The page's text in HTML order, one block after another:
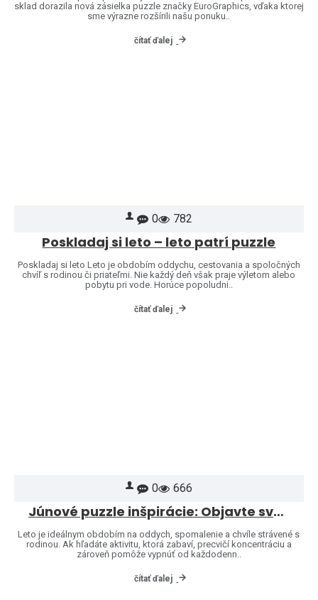
sklad dorazila nová zásielka puzzle značky EuroGraphics, vďaka ktorej
sme výrazne rozšírili našu ponuku..
čítať ďalej
0 782
Poskladaj si leto – leto patrí puzzle
Poskladaj si leto Leto je obdobím oddychu, cestovania a spoločných
chvíľ s rodinou či priateľmi. Nie každý deň však praje výletom alebo
pobytu pri vode. Horúce popoludni..
čítať ďalej
0 666
Júnové puzzle inšpirácie: Objavte svet značiek Heye a Jumbo
Leto je ideálnym obdobím na oddych, spomalenie a chvíle strávené s
rodinou. Ak hľadáte aktivitu, ktorá zabaví, precvičí koncentráciu a
zároveň pomôže vypnúť od každodenn..
čítať ďalej